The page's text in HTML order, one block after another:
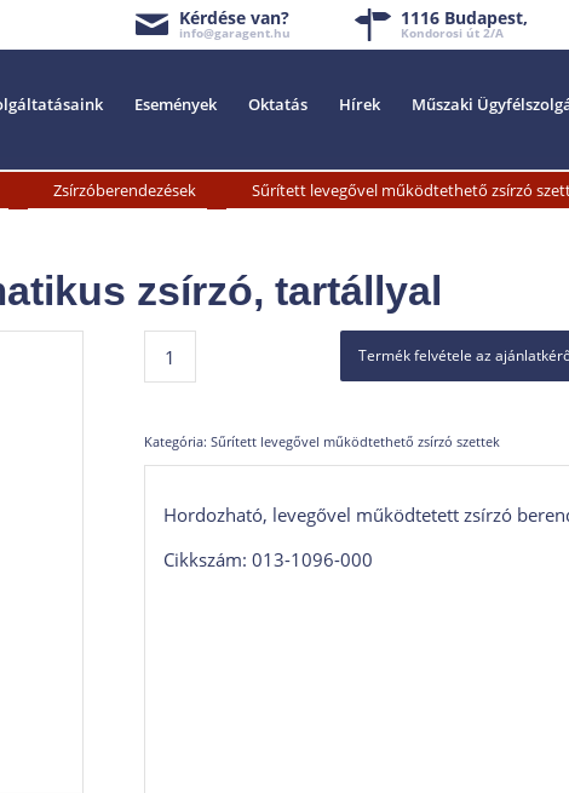
Kérdése van?
info@garagent.hu
1116 Budapest,
Kondorosi út 2/A
Események Oktatás Hírek Műszaki
Zsírzóberendezések Sűrített levegővel működtethető zsírzó
zsírzó, tartállyal
Termék felvétele az
Kategória: Sűrített levegővel működtethető zsírzó szettek
Hordozható, levegővel működtetett zsírzó
Cikkszám: 013-1096-000